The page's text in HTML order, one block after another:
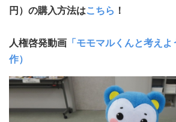
円）の購入方法はこちら ！
人権啓発動画 「モモマルくんと考え
作）